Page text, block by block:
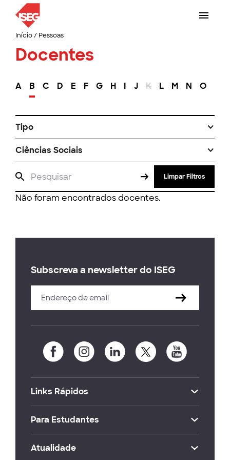
Início/ Pessoas
Docentes
A B C D E F G H I J K L M N O
Tipo
Ciências Sociais
Limpar Filtros
Não foram encontrados docentes.
Subscreva a newsletter do ISEG
Links Rápidos
Para Estudantes
Atualidade